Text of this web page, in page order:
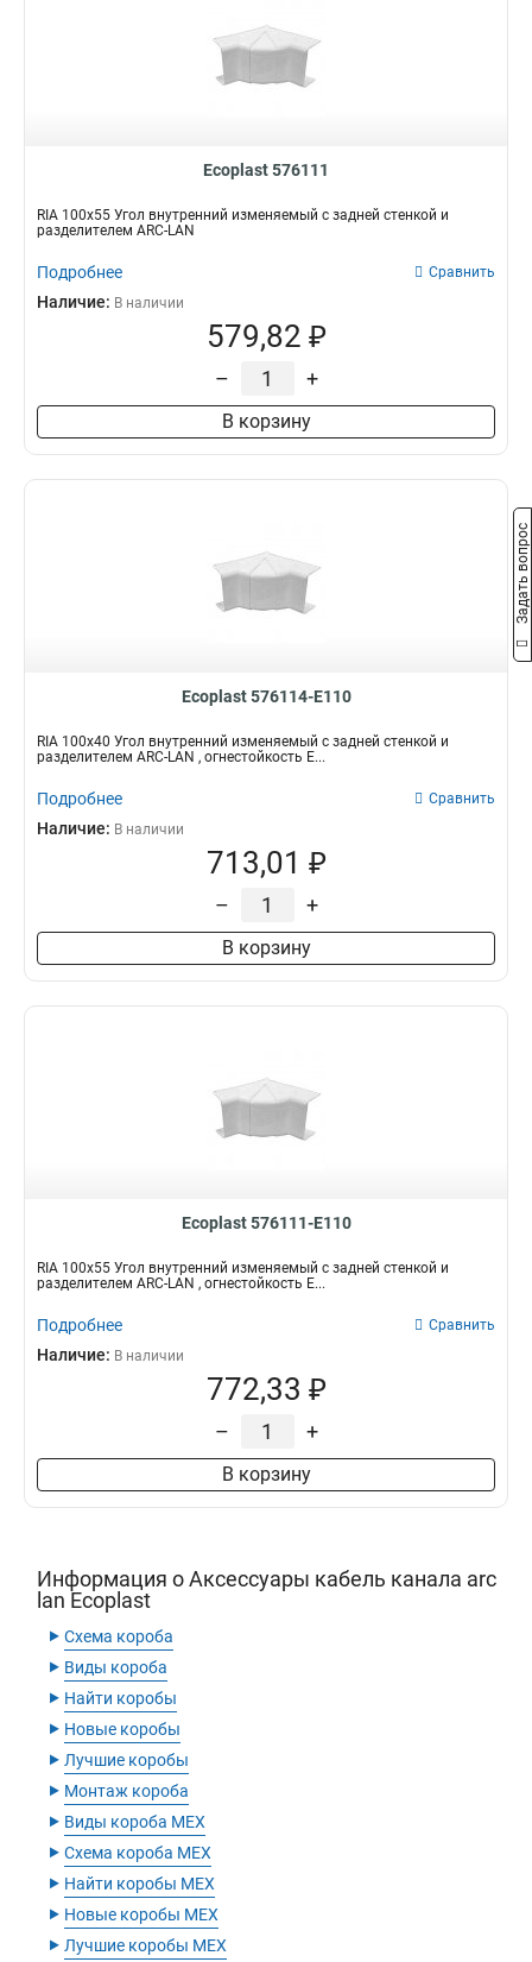
Ecoplast 576111
RIA 100х55 Угол внутренний изменяемый с задней стенкой и
разделителем ARC-LAN
Подробнее Сравнить
Наличие: В наличии
579,82 ₽
– +
В корзину
Ecoplast 576114-E110
RIA 100x40 Угол внутренний изменяемый с задней стенкой и
разделителем ARC-LAN , огнестойкость E...
Подробнее Сравнить
Наличие: В наличии
713,01 ₽
– +
В корзину
Ecoplast 576111-E110
RIA 100х55 Угол внутренний изменяемый с задней стенкой и
разделителем ARC-LAN , огнестойкость E...
Подробнее Сравнить
Наличие: В наличии
772,33 ₽
– +
В корзину
Информация о Аксессуары кабель канала arc
lan Ecoplast
‣ Схема короба
‣ Виды короба
‣ Найти коробы
‣ Новые коробы
‣ Лучшие коробы
‣ Монтаж короба
‣ Виды короба MEX
‣ Схема короба MEX
‣ Найти коробы MEX
‣ Новые коробы MEX
‣ Лучшие коробы MEX
Задать вопрос